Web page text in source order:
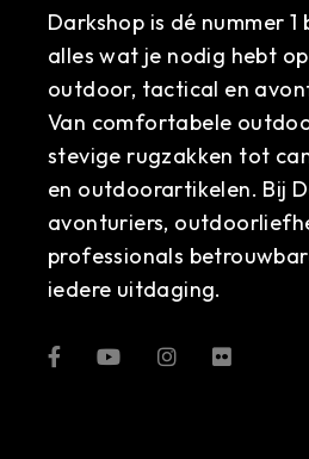
Darkshop is dé nummer
alles wat je nodig hebt
outdoor, tactical en
Van comfortabele
stevige rugzakken tot
en outdoorartikelen. Bij
avonturiers,
professionals
iedere uitdaging.